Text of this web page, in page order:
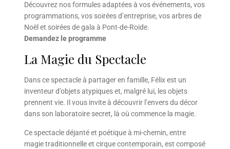
Découvrez nos formules adaptées à vos événements, vos
programmations, vos soirées d’entreprise, vos arbres de
Noël et soirées de gala à Pont-de-Roide.
Demandez le programme
La Magie du Spectacle
Dans ce spectacle à partager en famille, Félix est un
inventeur d’objets atypiques et, malgré lui, les objets
prennent vie. Il vous invite à découvrir l’envers du décor
dans son laboratoire secret, là où commence la magie.
Ce spectacle déjanté et poétique à mi-chemin, entre
magie traditionnelle et cirque contemporain, est composé